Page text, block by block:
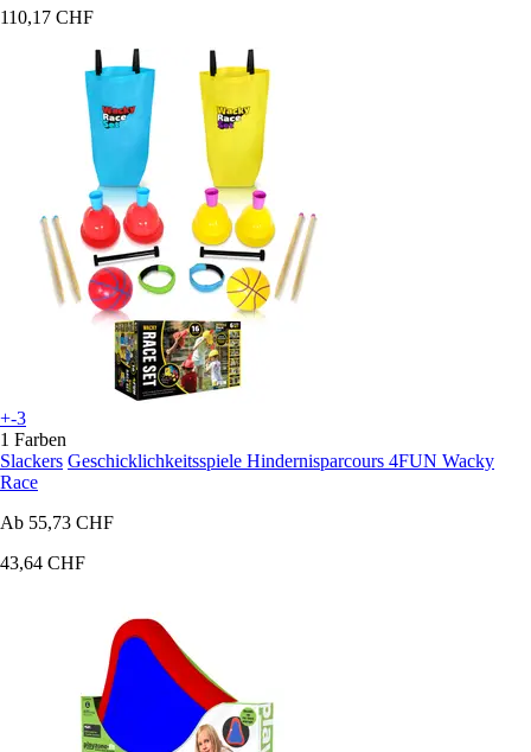
110,17 CHF
+-3
1 Farben
Slackers Geschicklichkeitsspiele Hindernisparcours 4FUN Wacky
Race
Ab 55,73 CHF
43,64 CHF